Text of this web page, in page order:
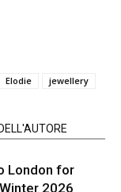
Elodie jewellery
London for
2026